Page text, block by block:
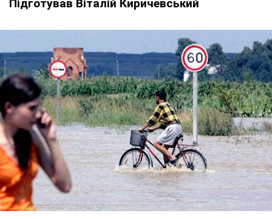
Підготував Віталій Киричевський